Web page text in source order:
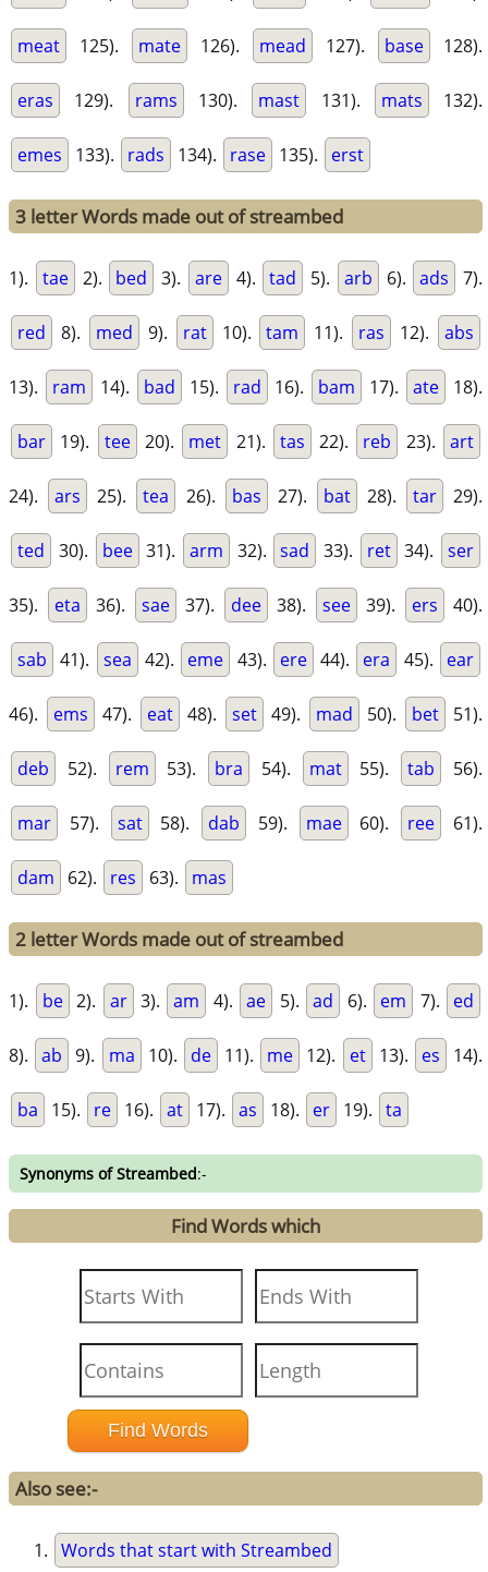
meat 125). mate 126). mead 127). base 128).
eras 129). rams 130). mast 131). mats 132).
emes 133). rads 134). rase 135). erst
3 letter Words made out of streambed
1). tae 2). bed 3). are 4). tad 5). arb 6). ads 7).
red 8). med 9). rat 10). tam 11). ras 12). abs
13). ram 14). bad 15). rad 16). bam 17). ate 18).
bar 19). tee 20). met 21). tas 22). reb 23). art
24). ars 25). tea 26). bas 27). bat 28). tar 29).
ted 30). bee 31). arm 32). sad 33). ret 34). ser
35). eta 36). sae 37). dee 38). see 39). ers 40).
sab 41). sea 42). eme 43). ere 44). era 45). ear
46). ems 47). eat 48). set 49). mad 50). bet 51).
deb 52). rem 53). bra 54). mat 55). tab 56).
mar 57). sat 58). dab 59). mae 60). ree 61).
dam 62). res 63). mas
2 letter Words made out of streambed
1). be 2). ar 3). am 4). ae 5). ad 6). em 7). ed
8). ab 9). ma 10). de 11). me 12). et 13). es 14).
ba 15). re 16). at 17). as 18). er 19). ta
Synonyms of Streambed:-
Find Words which
Also see:-
Words that start with Streambed